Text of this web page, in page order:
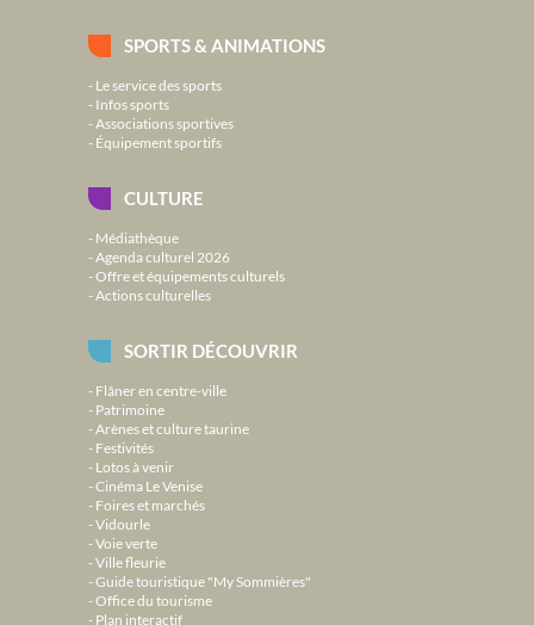
SPORTS & ANIMATIONS
Le service des sports
Infos sports
Associations sportives
Équipement sportifs
CULTURE
Médiathèque
Agenda culturel 2026
Offre et équipements culturels
Actions culturelles
SORTIR DÉCOUVRIR
Flâner en centre-ville
Patrimoine
Arènes et culture taurine
Festivités
Lotos à venir
Cinéma Le Venise
Foires et marchés
Vidourle
Voie verte
Ville fleurie
Guide touristique "My Sommières"
Office du tourisme
Plan interactif